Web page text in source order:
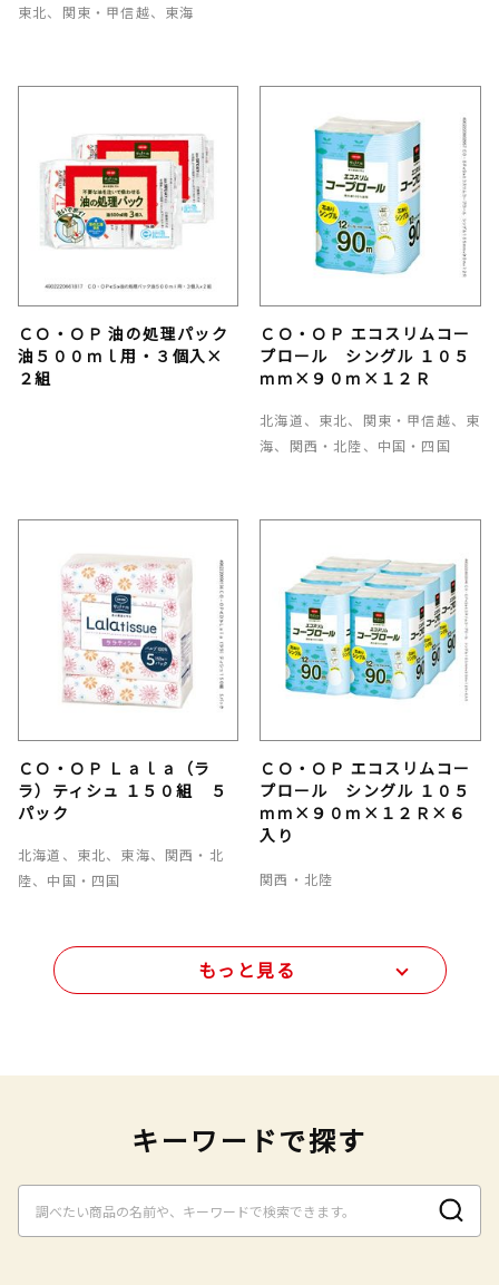
東北、関東・甲信越、東海
ＣＯ・ＯＰ 油の処理パック
油５００ｍｌ用・３個入×
２組
ＣＯ・ＯＰ エコスリムコー
プロール シングル １０５
ｍｍ×９０ｍ×１２Ｒ
北海道、東北、関東・甲信越、東
海、関西・北陸、中国・四国
ＣＯ・ＯＰ Ｌａｌａ（ラ
ラ）ティシュ １５０組 ５
パック
北海道、東北、東海、関西・北
陸、中国・四国
ＣＯ・ＯＰ エコスリムコー
プロール シングル １０５
ｍｍ×９０ｍ×１２Ｒ×６
入り
関西・北陸
もっと見る
キーワードで探す